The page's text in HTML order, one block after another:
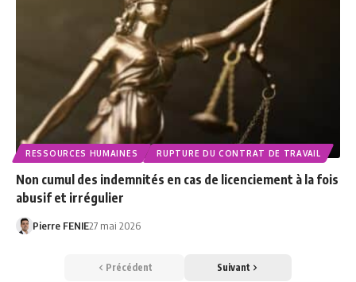
RESSOURCES HUMAINES RUPTURE DU CONTRAT DE TRAVAIL
Non cumul des indemnités en cas de licenciement à la fois
abusif et irrégulier
Pierre FENIE27 mai 2026
Précédent Suivant